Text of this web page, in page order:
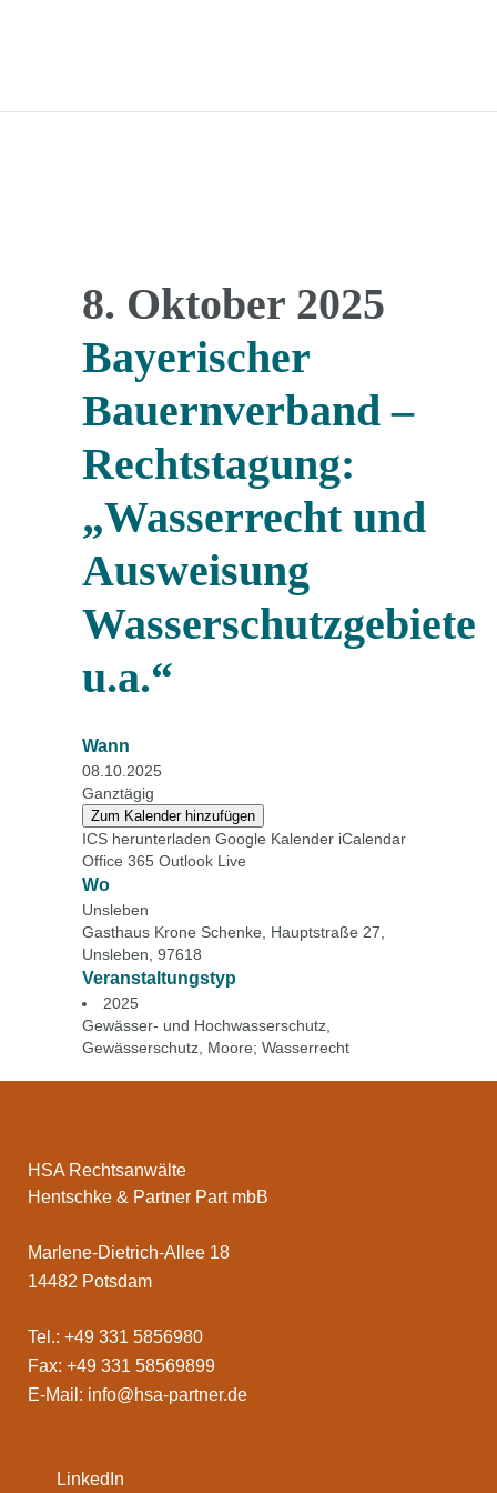
8. Oktober 2025
Bayerischer
Bauernverband –
Rechtstagung:
„Wasserrecht und
Ausweisung
Wasserschutzgebiete
u.a.“
Wann
08.10.2025
Ganztägig
Zum Kalender hinzufügen
ICS herunterladen Google Kalender iCalendar
Office 365 Outlook Live
Wo
Unsleben
Gasthaus Krone Schenke, Hauptstraße 27,
Unsleben, 97618
Veranstaltungstyp
2025
Gewässer- und Hochwasserschutz
Gewässerschutz Moore; Wasserrecht
HSA Rechtsanwälte
Hentschke & Partner Part mbB
Marlene-Dietrich-Allee 18
14482 Potsdam
Tel.: +49 331 5856980
Fax: +49 331 58569899
E-Mail: info@hsa-partner.de
LinkedIn